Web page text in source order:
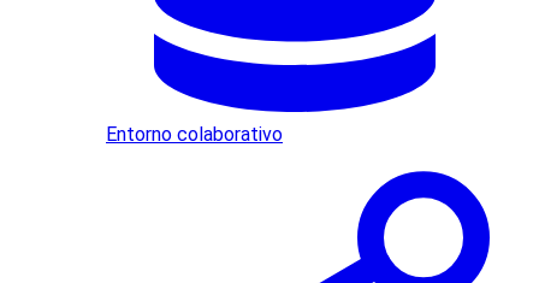
Entorno colaborativo